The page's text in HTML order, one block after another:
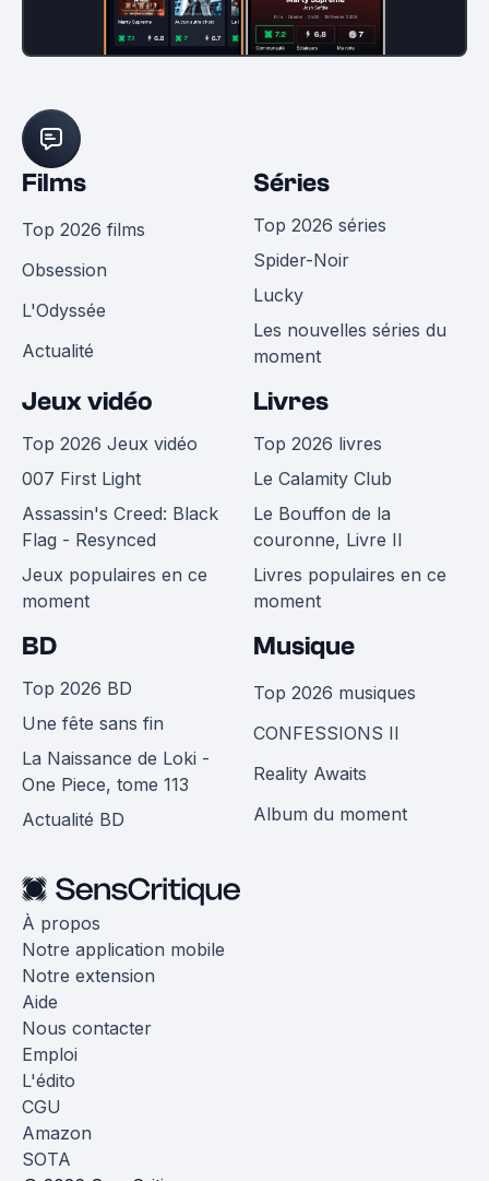
Films
Top 2026 films
Obsession
L'Odyssée
Actualité
Séries
Top 2026 séries
Spider-Noir
Lucky
Les nouvelles séries du
moment
Jeux vidéo
Top 2026 Jeux vidéo
007 First Light
Assassin's Creed: Black
Flag - Resynced
Jeux populaires en ce
moment
Livres
Top 2026 livres
Le Calamity Club
Le Bouffon de la
couronne, Livre II
Livres populaires en ce
moment
BD
Top 2026 BD
Une fête sans fin
La Naissance de Loki -
One Piece, tome 113
Actualité BD
Musique
Top 2026 musiques
CONFESSIONS II
Reality Awaits
Album du moment
À propos
Notre application mobile
Notre extension
Aide
Nous contacter
Emploi
L'édito
CGU
Amazon
SOTA